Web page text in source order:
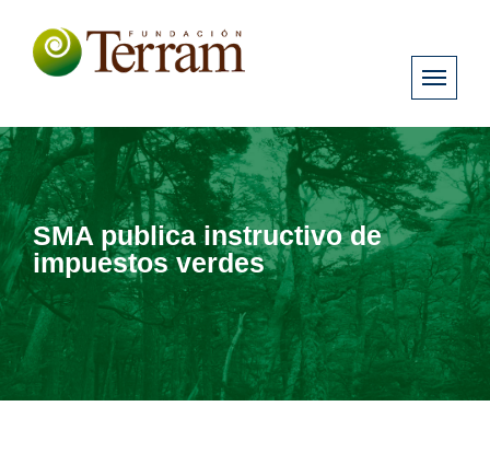
SMA publica instructivo de
impuestos verdes